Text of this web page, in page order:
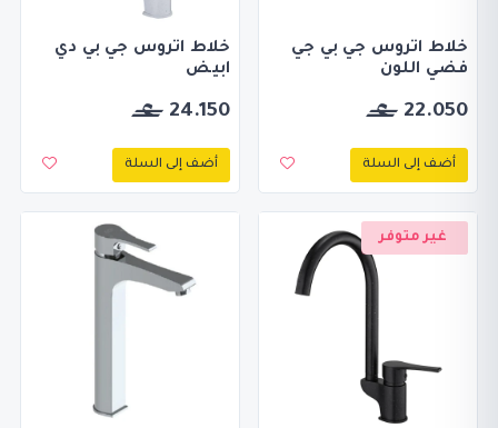
خلاط اتروس جي بي جي
فضي اللون
22.050
أضف إلى السلة
خلاط اتروس جي بي دي
ابيض
24.150
أضف إلى السلة
غير متوفر